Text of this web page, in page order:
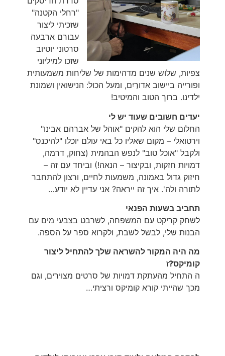
"רחלי הקטנה"
שזכיתי ליצור
עבורם ארבעה
סרטוני יוטיוב
שזכו למיליוני
צפיות, שלוש שנים מדהימות של שליחות משמעותית
ופורייה ביישוב אדורַיִם, ומעל הכול: הנישואין ושמונת
ילדינו. ברוך הטוב והמיטיב!
יעדים חשובים שעוד יש לי
החלום שלי הוא להקים "אוהל של אברהם אבינו"
וירטואלי – מקום שאליו כל באי עולם יוכלו "להיכנס"
ולקבל "אוכל טוב" לנפש הבהמית (צחוק, דרמה,
דמויות חזקות, ובקיצור – הנאה!) וביחד עם זה –
חיזוק גדול באמונה, משמעות לחיים, ורצון להתחבר
לתורה ולה'. איך זה ייראה? אני עדיין לא יודע…
תחביב בשעות הפנאי
לשחק קריקט עם המשפחה, לשרבט בצבעי מים עם
הבנות שלי, לבשל לשבת, ולקרוא ספר על הספה.
מה היה המקור להשראה שלך להתחיל ליצור
קומיקס?ז
ה התחיל מהעתקת דמויות של סרטים מצוירים, וגם
מכך שהייתי קורא קומיקס ורציתי…